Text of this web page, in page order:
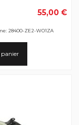
55,00 €
28400-ZE2-WO1ZA